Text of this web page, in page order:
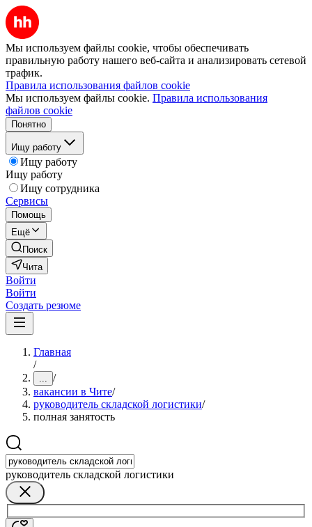
Мы используем файлы cookie, чтобы обеспечивать
правильную работу нашего веб-сайта и анализировать сетевой
трафик.
Правила использования файлов cookie
Мы используем файлы cookie. Правила использования
файлов cookie
Понятно
Ищу работу
Ищу работу
Ищу работу
Ищу сотрудника
Сервисы
Помощь
Ещё
Поиск
Чита
Войти
Войти
Создать резюме
Главная
/
... /
вакансии в Чите/
руководитель складской логистики/
полная занятость
руководитель складской логистики